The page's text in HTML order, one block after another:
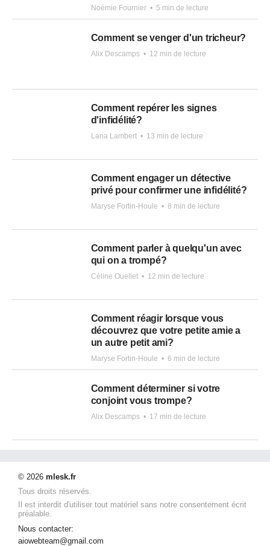
Noémie Fournier • 5 min de lecture
Comment se venger d'un tricheur?
Alix Descamps • 12 min de lecture
Comment repérer les signes
d'infidélité?
Lana Lambert • 13 min de lecture
Comment engager un détective
privé pour confirmer une infidélité?
Maryse Fortin-Houle • 8 min de lecture
Comment parler à quelqu'un avec
qui on a trompé?
Céline Ouellet • 12 min de lecture
Comment réagir lorsque vous
découvrez que votre petite amie a
un autre petit ami?
Maryse Fortin-Houle • 6 min de lecture
Comment déterminer si votre
conjoint vous trompe?
Alix Descamps • 17 min de lecture
© 2026 mlesk.fr
Tous droits réservés.
Il est interdit d'utiliser tout matériel sans notre consentement écrit
préalable.
Nous contacter:
aiowebteam@gmail.com